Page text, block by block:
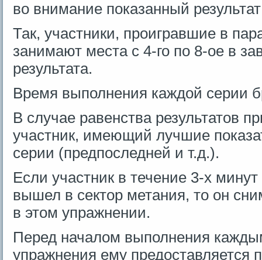
во внимание показанный
Так, участники, проигравшие в
занимают места с 4-го по 8-ое в
результата.
Время выполнения каждой серии
В случае равенства результатов
участник, имеющий лучшие
серии (предпоследней и т.д.).
Если участник в течение 3-х
вышел в сектор метания, то он
в этом упражнении.
Перед началом выполнения
упражнения ему предоставляется